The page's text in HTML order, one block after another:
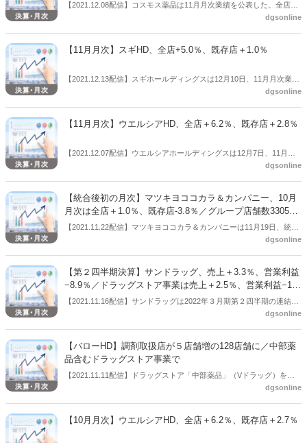
億3500万円）だった。「収益認識に関する会計基準」を今期から適用
【2021.12.08配信】コスモス薬品は11月月次業績を公表した。全店＋
dgsonline
【11月月次】スギHD、全店+5.0％、既存店＋1.0％
【2021.12.13配信】スギホールディングスは12月10日、11月月次業績
を公表した。それによると全店ベースの売上伸率は、スギ薬局事業が
増だった。既存店ベースの売上伸率は、スギ薬局事業が1.8％増、ジャ
パン事業が7.1%減となり、スギ薬局全体の既存店売上は1.0％増だっ
dgsonline
【11月月次】ウエルシアHD、全店＋6.2％、既存店＋2.8％
【2021.12.07配信】ウエルシアホールディングスは12月7日、11月月
次業績を公表した。それによると、全店＋6.2％、既存店＋2.8％だっ
dgsonline
【統合後初の月次】マツキヨココカラ＆カンパニー、10月
月次は全店＋1.0％、既存店-3.8％／グループ店舗数3305店
舗、うち調剤実施店舗831店舗（調剤実施店舗比率25.1％）
【2021.11.22配信】マツキヨココカラ＆カンパニーは11月19日、統合
後初の月次業績となる10月月次を公表した。10月月次の売上は、全店
は3305店舗で、うち調剤実施店舗は831店舗（調剤実施店舗比率
25.1％）となった。
dgsonline
【第２四半期決算】サンドラッグ、売上＋3.3％、営業利益
−8.9％／ドラッグストア事業は売上＋2.5％、営業利益−12.
4％
【2021.11.16配信】サンドラッグは2022年３月期第２四半期の連結業
績（2021年４月１日～2021年９月30日）を公表した。コロナ特需の反
制していた販促費の上昇などが影響し営業利益は8.9％減となった。ド
ラッグストア事業は売上2.5％増、営業利益は12.4％減。
dgsonline
【バローHD】調剤取扱店が５店舗増の128店舗に／中部薬
品含むドラッグストア事業で
【2021.11.11配信】ドラッグストア「中部薬品」（Vドラッグ）を擁
するバローホールディングス（岐阜県）は、2022年３月期 第２四半期
時点から調剤取扱店は５店舗増加の128店舗になった。
dgsonline
【10月月次】ウエルシアHD、全店＋6.2％、既存店＋2.7％